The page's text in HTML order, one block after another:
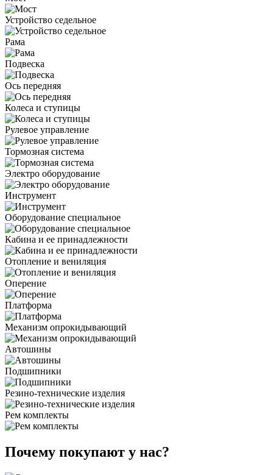
Устройство седельное
Рама
Подвеска
Ось передняя
Колеса и ступицы
Рулевое управление
Тормозная система
Электро оборудование
Инструмент
Оборудование специальное
Кабина и ее принадлежности
Отопление и вениляция
Оперение
Платформа
Механизм опрокидывающий
Автошины
Подшипники
Резино-технические изделия
Рем комплекты
Почему покупают у нас?